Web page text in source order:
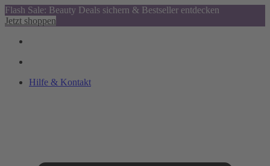
Flash Sale: Beauty Deals sichern & Bestseller entdecken
Jetzt shoppen
Hilfe & Kontakt